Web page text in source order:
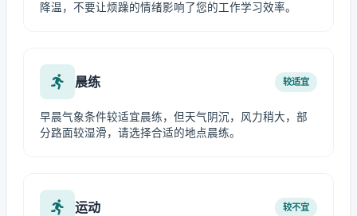
降温，不要让烦躁的情绪影响了您的工作学习效率。
晨练 较适宜
早晨气象条件较适宜晨练，但天气阴沉，风力稍大，部
分路面较湿滑，请选择合适的地点晨练。
运动 较不宜